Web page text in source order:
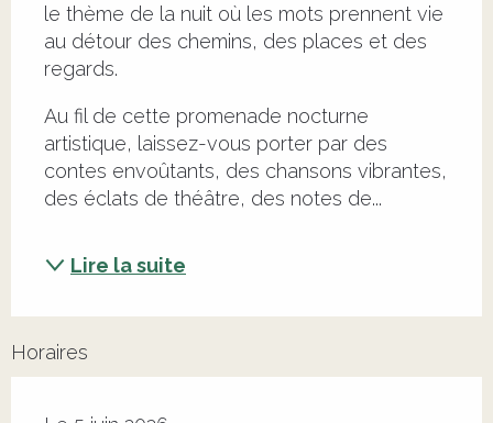
le thème de la nuit où les mots prennent vie
au détour des chemins, des places et des
regards.
Au fil de cette promenade nocturne
artistique, laissez-vous porter par des
contes envoûtants, des chansons vibrantes,
des éclats de théâtre, des notes de...
Lire la suite
Horaires